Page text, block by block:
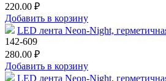
220.00 ₽
Добавить в корзину
LED лента Neon-Night,
142-609
280.00 ₽
Добавить в корзину
LED лента Neon-Night,